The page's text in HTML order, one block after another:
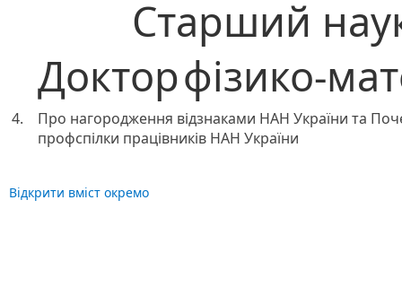
Старший
Докторфізико-
4.
Про нагородження відзнаками НАН України та
профспілки працівників НАН України
Відкрити вміст окремо